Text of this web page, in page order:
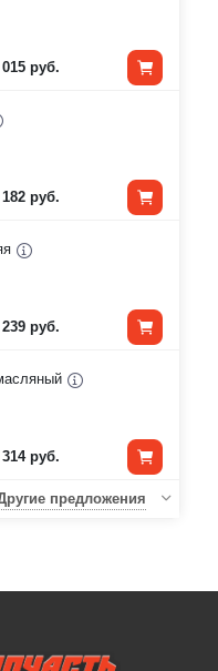
руб.
руб.
руб.
руб.
предложения